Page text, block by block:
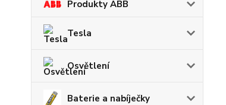
Produkty ABB
Tesla
Osvětlení
Baterie a nabíječky